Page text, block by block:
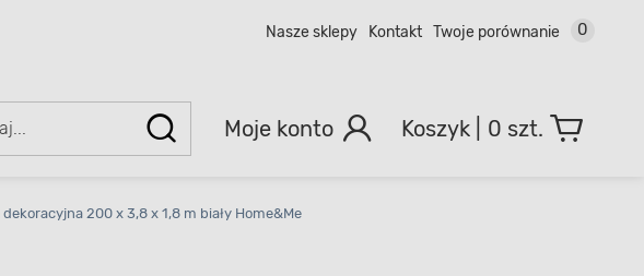
Nasze sklepy Kontakt Twoje porównanie 0
Moje konto 0 szt.
200 x 3,8 x 1,8 m biały Home&Me